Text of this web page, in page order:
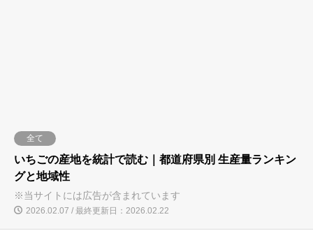
全て
いちごの産地を統計で読む｜都道府県別 生産量ランキン
グと地域性
※当サイトには広告が含まれています
2026.02.07 / 最終更新日：2026.02.22